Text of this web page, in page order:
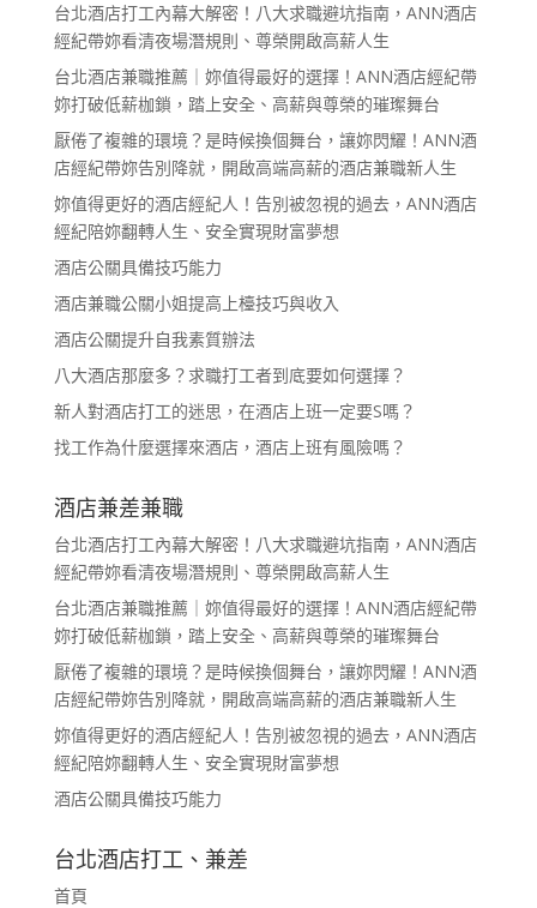
台北酒店打工內幕大解密！八大求職避坑指南，ANN酒店
經紀帶妳看清夜場潛規則、尊榮開啟高薪人生
台北酒店兼職推薦｜妳值得最好的選擇！ANN酒店經紀帶
妳打破低薪枷鎖，踏上安全、高薪與尊榮的璀璨舞台
厭倦了複雜的環境？是時候換個舞台，讓妳閃耀！ANN酒
店經紀帶妳告別降就，開啟高端高薪的酒店兼職新人生
妳值得更好的酒店經紀人！告別被忽視的過去，ANN酒店
經紀陪妳翻轉人生、安全實現財富夢想
酒店公關具備技巧能力
酒店兼職公關小姐提高上檯技巧與收入
酒店公關提升自我素質辦法
八大酒店那麼多？求職打工者到底要如何選擇？
新人對酒店打工的迷思，在酒店上班一定要S嗎？
找工作為什麼選擇來酒店，酒店上班有風險嗎？
酒店兼差兼職
台北酒店打工內幕大解密！八大求職避坑指南，ANN酒店
經紀帶妳看清夜場潛規則、尊榮開啟高薪人生
台北酒店兼職推薦｜妳值得最好的選擇！ANN酒店經紀帶
妳打破低薪枷鎖，踏上安全、高薪與尊榮的璀璨舞台
厭倦了複雜的環境？是時候換個舞台，讓妳閃耀！ANN酒
店經紀帶妳告別降就，開啟高端高薪的酒店兼職新人生
妳值得更好的酒店經紀人！告別被忽視的過去，ANN酒店
經紀陪妳翻轉人生、安全實現財富夢想
酒店公關具備技巧能力
台北酒店打工、兼差
首頁